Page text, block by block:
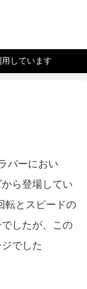
しています
バーにおい
ら登場してい
とスピードの
したが、この
でした